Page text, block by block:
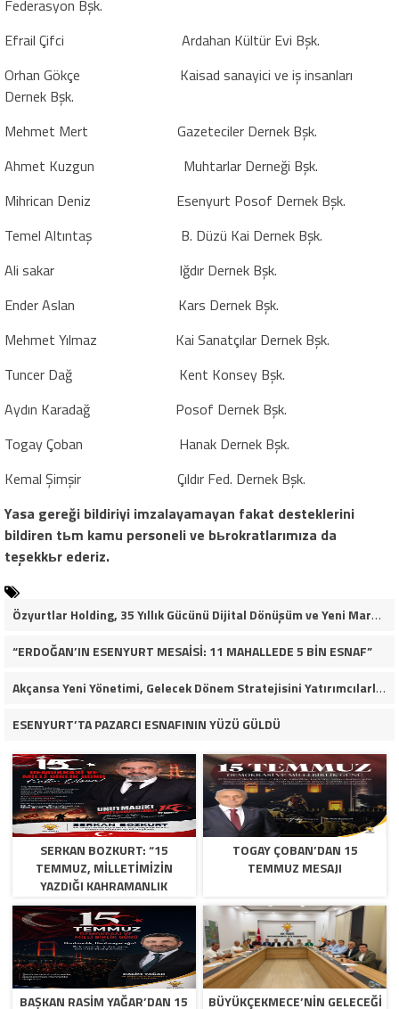
Federasyon Bşk.
Efrail Çifci
Ardahan Kültür Evi Bşk.
Orhan Gökçe
Kaisad sanayici ve iş insanları
Dernek Bşk.
Mehmet Mert
Gazeteciler Dernek Bşk.
Ahmet Kuzgun
Muhtarlar Derneği Bşk.
Mihrican Deniz
Esenyurt Posof Dernek Bşk.
Temel Altıntaş
B. Düzü Kai Dernek Bşk.
Ali sakar
Iğdır Dernek Bşk.
Ender Aslan
Kars Dernek Bşk.
Mehmet Yılmaz
Kai Sanatçılar Dernek Bşk.
Tuncer Dağ
Kent Konsey Bşk.
Aydın Karadağ
Posof Dernek Bşk.
Togay Çoban
Hanak Dernek Bşk.
Kemal Şimşir
Çıldır Fed. Dernek Bşk.
Yasa gereği bildiriyi imzalayamayan fakat desteklerini
bildiren tьm kamu personeli ve bьrokratlarımıza da
teşekkьr ederiz.
Özyurtlar Holding, 35 Yıllık Gücünü Dijital Dönüşüm ve Yeni Marka Stratejisiyle Geleceğe Taşıyor
“ERDOĞAN’IN ESENYURT MESAİSİ: 11 MAHALLEDE 5 BİN ESNAF”
Akçansa Yeni Yönetimi, Gelecek Dönem Stratejisini Yatırımcılarla Paylaştı
ESENYURT’TA PAZARCI ESNAFININ YÜZÜ GÜLDÜ
SERKAN BOZKURT: “15
TEMMUZ, MILLETIMIZIN
YAZDIĞI KAHRAMANLIK
DESTANIDIR”
TOGAY ÇOBAN’DAN 15
TEMMUZ MESAJI
BAŞKAN RASIM YAĞAR’DAN 15 BÜYÜKÇEKMECE’NİN GELECEĞİ